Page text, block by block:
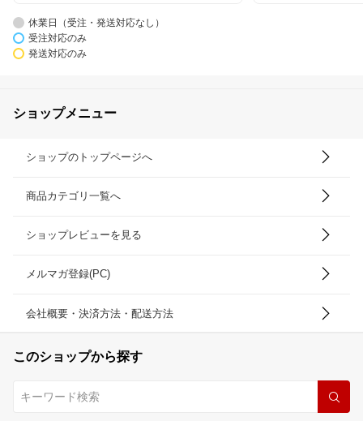
休業日（受注・発送対応なし）
受注対応のみ
発送対応のみ
ショップメニュー
ショップのトップページへ
商品カテゴリ一覧へ
ショップレビューを見る
メルマガ登録(PC)
会社概要・決済方法・配送方法
このショップから探す